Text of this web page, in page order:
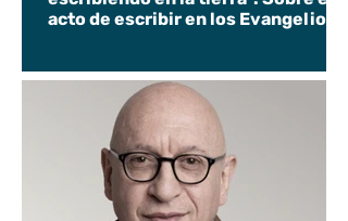
acto de escribir en los Evangelios.